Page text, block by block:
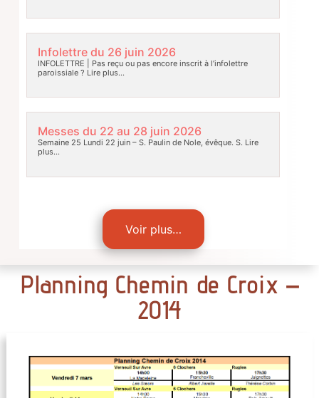
Infolettre du 26 juin 2026
INFOLETTRE | Pas reçu ou pas encore inscrit à l’infolettre
paroissiale ? Lire plus…
Messes du 22 au 28 juin 2026
Semaine 25 Lundi 22 juin – S. Paulin de Nole, évêque. S. Lire
plus…
Voir plus…
Planning Chemin de Croix –
2014